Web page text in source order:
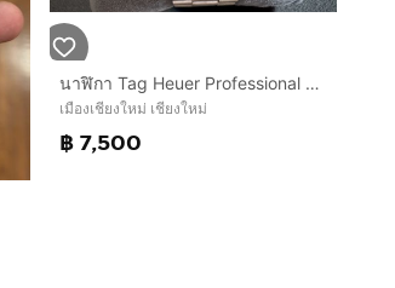
นาฬิกา Tag Heuer Professional 2000 Series
เมืองเชียงใหม่ เชียงใหม่
฿ 7,500